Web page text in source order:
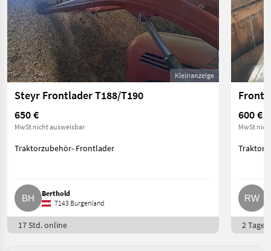
Kleinanzeige
Steyr Frontlader T188/T190
650 €
MwSt nicht ausweisbar
Traktorzubehör- Frontlader
Berthold
7143 Burgenland
17 Std. online
600 €
MwSt
2 Tage